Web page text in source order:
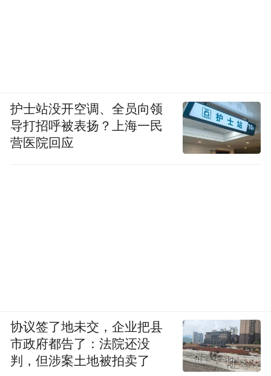
护士站没开空调、全员向领
导打招呼被表扬？上海一民
营医院回应
协议签了地未交，企业把县
市政府都告了：法院还没
判，但涉案土地被拍卖了